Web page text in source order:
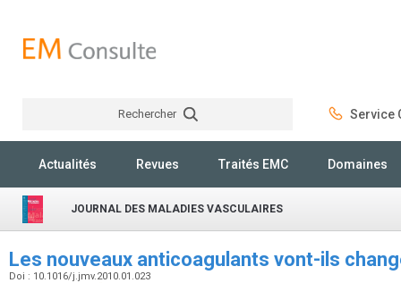
Rechercher Service
Actualités Revues Traités EMC Domaines
JOURNAL DES MALADIES VASCULAIRES
Les nouveaux anticoagulants vont-ils
Doi : 10.1016/j.jmv.2010.01.023